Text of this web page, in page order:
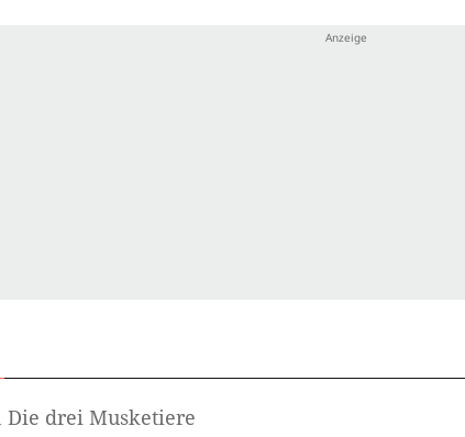
Die drei Musketiere